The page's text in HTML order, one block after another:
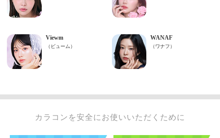
カラコンを安全にお使いいただくために